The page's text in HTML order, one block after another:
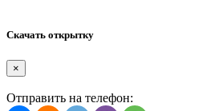
Скачать открытку
×
Отправить на телефон: